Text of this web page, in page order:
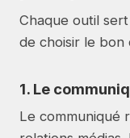
Chaque outil
de choisir le bon
1. Le
Le communiqué